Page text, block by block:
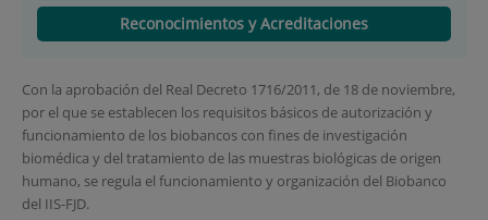
Reconocimientos y Acreditaciones
Con la aprobación del Real Decreto 1716/2011, de 18 de noviembre,
por el que se establecen los requisitos básicos de autorización y
funcionamiento de los biobancos con fines de investigación
biomédica y del tratamiento de las muestras biológicas de origen
humano, se regula el funcionamiento y organización del Biobanco
del IIS-FJD.